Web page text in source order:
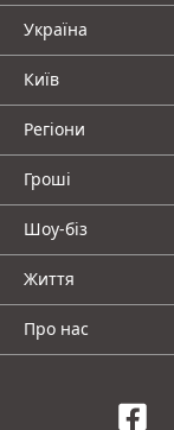
Україна
Київ
Регіони
Гроші
Шоу-біз
Життя
Про нас